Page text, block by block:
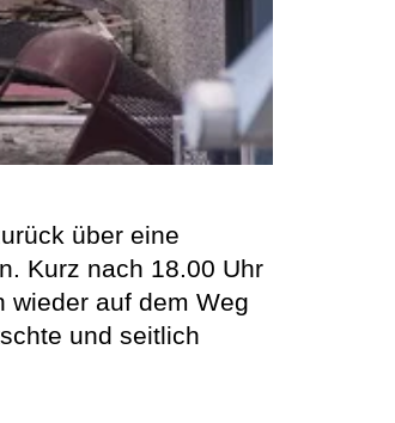
über eine
Kurz nach 18.00 Uhr
wieder auf dem Weg
und seitlich